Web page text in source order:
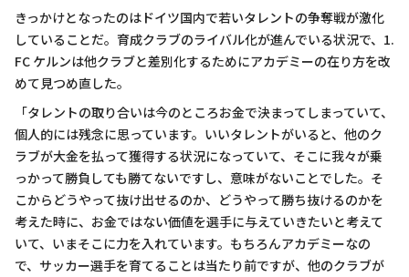
きっかけとなったのはドイツ国内で若いタレントの争奪戦が激化
していることだ。育成クラブのライバル化が進んでいる状況で、1.
FC ケルンは他クラブと差別化するためにアカデミーの在り方を改
めて見つめ直した。
「タレントの取り合いは今のところお金で決まってしまっていて、
個人的には残念に思っています。いいタレントがいると、他のク
ラブが大金を払って獲得する状況になっていて、そこに我々が乗
っかって勝負しても勝てないですし、意味がないことでした。そ
こからどうやって抜け出せるのか、どうやって勝ち抜けるのかを
考えた時に、お金ではない価値を選手に与えていきたいと考えて
いて、いまそこに力を入れています。もちろんアカデミーなの
で、サッカー選手を育てることは当たり前ですが、他のクラブが